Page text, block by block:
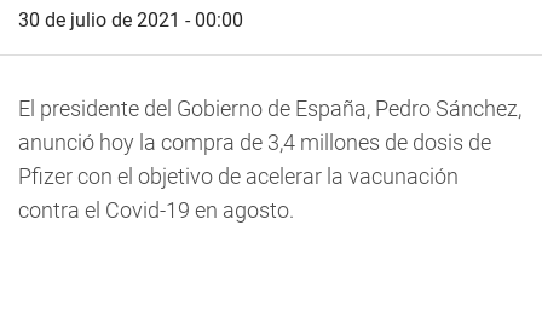
30 de julio de 2021 - 00:00
El presidente del Gobierno de España, Pedro Sánchez,
anunció hoy la compra de 3,4 millones de dosis de
Pfizer con el objetivo de acelerar la vacunación
contra el Covid-19 en agosto.